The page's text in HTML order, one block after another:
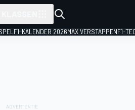
F1-KALENDER 2026MAX VERSTAPPENF1-